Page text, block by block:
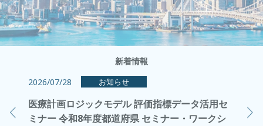
新着情報
付
2026/07/28 お知らせ
医療計画ロジックモデル 評価指標データ活用セ
ミナー 令和8年度都道府県 セミナー・ワークシ
ツを